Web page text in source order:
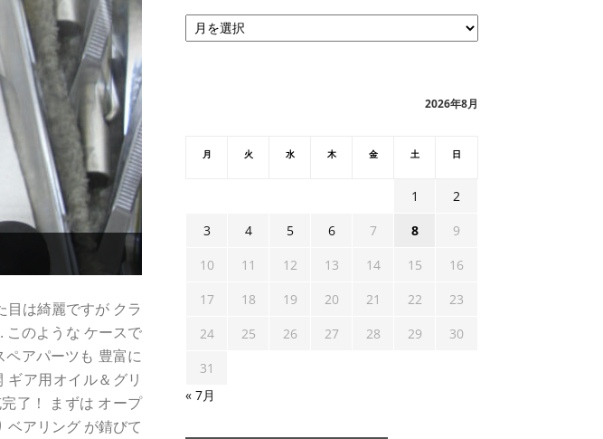
目は綺麗ですが クラ
このような ケースで
アパーツも 豊富に
ア用オイル＆グリ
了！ まずは オープ
ベアリング が錆びて
ア
ー
2026年8月
月 火 水 木 金 土 日
1
2
3
4 5 6 7 8
9
10
11 12 13 14 15
16
17
18 19 20 21 22
23
24
25 26 27 28 29
30
31
« 7月